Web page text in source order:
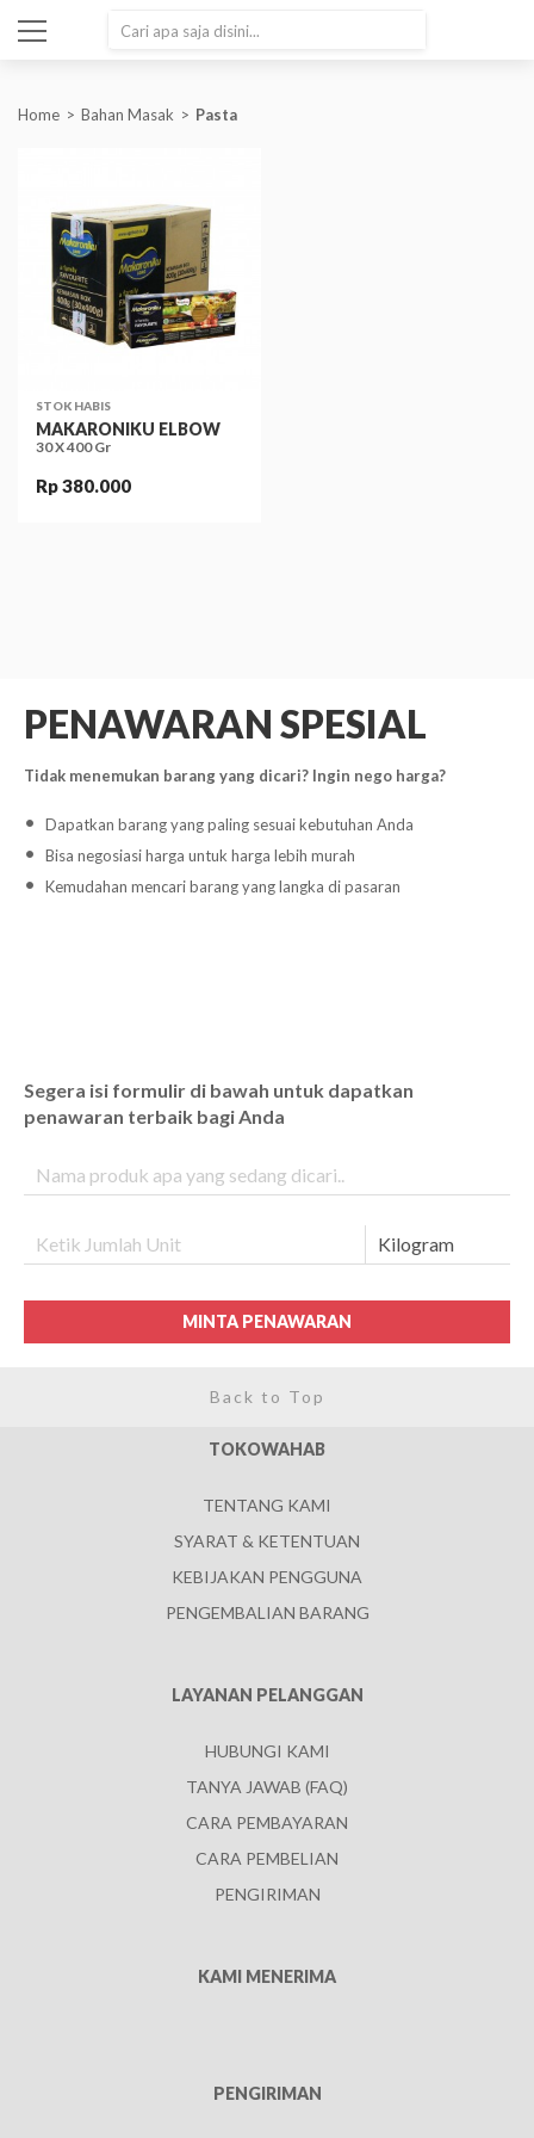
Home Bahan Masak Pasta
STOK HABIS
MAKARONIKU ELBOW
30 X 400 Gr
Rp 380.000
PENAWARAN SPESIAL
Tidak menemukan barang yang dicari? Ingin nego harga?
Dapatkan barang yang paling sesuai kebutuhan Anda
Bisa negosiasi harga untuk harga lebih murah
Kemudahan mencari barang yang langka di pasaran
Segera isi formulir di bawah untuk dapatkan
penawaran terbaik bagi Anda
MINTA PENAWARAN
Back to Top
TOKOWAHAB
TENTANG KAMI
SYARAT & KETENTUAN
KEBIJAKAN PENGGUNA
PENGEMBALIAN BARANG
LAYANAN PELANGGAN
HUBUNGI KAMI
TANYA JAWAB (FAQ)
CARA PEMBAYARAN
CARA PEMBELIAN
PENGIRIMAN
KAMI MENERIMA
PENGIRIMAN